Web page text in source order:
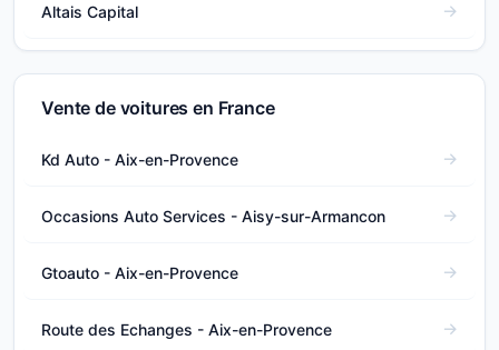
Altais Capital
Vente de voitures en France
Kd Auto - Aix-en-Provence
Occasions Auto Services - Aisy-sur-Armancon
Gtoauto - Aix-en-Provence
Route des Echanges - Aix-en-Provence